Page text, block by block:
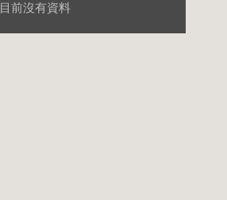
目前沒有資料